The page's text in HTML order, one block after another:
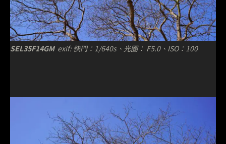
SEL35F14GMexif: 快門：1/640s、光圈： F5.0、ISO：100